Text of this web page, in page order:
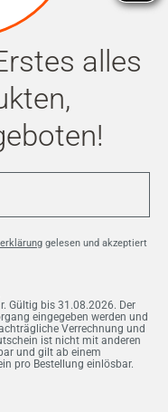
alles
gelesen und akzeptiert
Gültig bis 31.08.2026. Der
eingegeben werden und
Verrechnung und
ist nicht mit anderen
und gilt ab einem
pro Bestellung einlösbar.